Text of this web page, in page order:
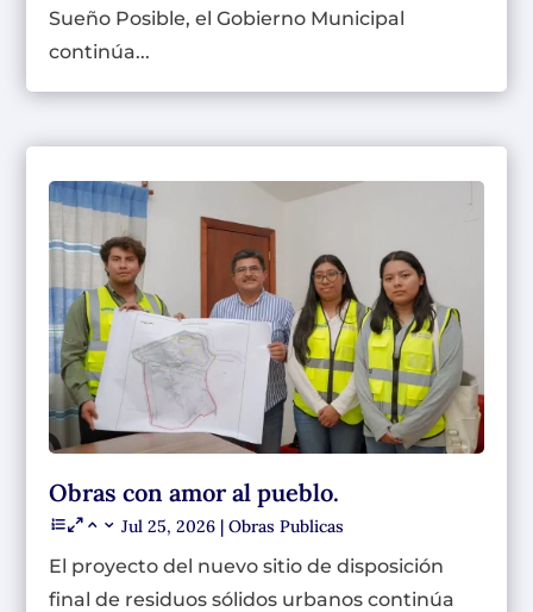
Sueño Posible, el Gobierno Municipal
continúa...
Obras con amor al pueblo.
Jul 25, 2026 |Obras Publicas
El proyecto del nuevo sitio de disposición
final de residuos sólidos urbanos continúa